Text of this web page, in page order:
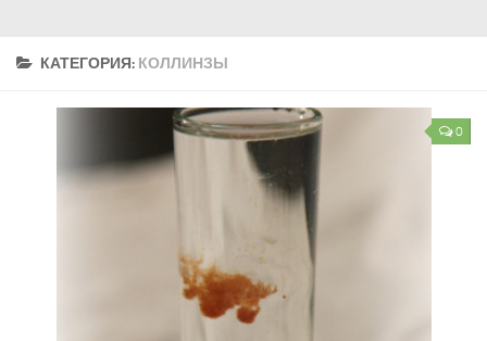
КАТЕГОРИЯ: КОЛЛИНЗЫ
0